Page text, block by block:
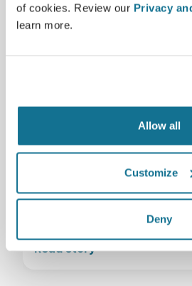
of cookies. Review our Privacy
learn more.
Allow all
Customize
Deny
With highly accurate
Trovato replaces
strengthening trust before
Matthew Trovato
Read story